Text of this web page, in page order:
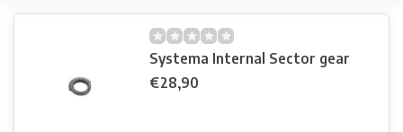
Systema Internal Sector gear
€28,90